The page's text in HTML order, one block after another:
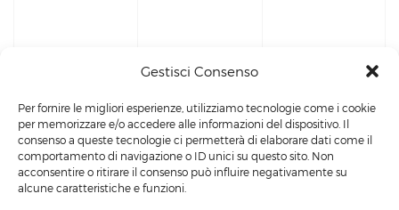
Gestisci Consenso
Per fornire le migliori esperienze, utilizziamo tecnologie come i cookie
per memorizzare e/o accedere alle informazioni del dispositivo. Il
consenso a queste tecnologie ci permetterà di elaborare dati come il
comportamento di navigazione o ID unici su questo sito. Non
acconsentire o ritirare il consenso può influire negativamente su
alcune caratteristiche e funzioni.